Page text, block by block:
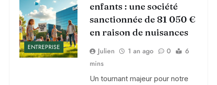
ENTREPRISE
enfants : une société
sanctionnée de 81 050 €
en raison de nuisances
Julien 1 an ago 0
6
mins
Un tournant majeur pour notre